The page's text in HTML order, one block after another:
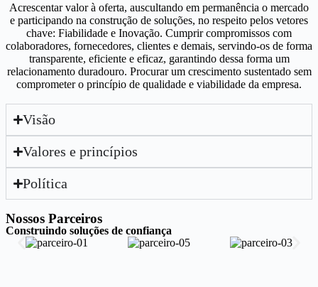
Acrescentar valor à oferta, auscultando em permanência o mercado
e participando na construção de soluções, no respeito pelos vetores
chave: Fiabilidade e Inovação. Cumprir compromissos com
colaboradores, fornecedores, clientes e demais, servindo-os de forma
transparente, eficiente e eficaz, garantindo dessa forma um
relacionamento duradouro. Procurar um crescimento sustentado sem
comprometer o princípio de qualidade e viabilidade da empresa.
Visão​
Valores e princípios
Política
Nossos Parceiros
Construindo soluções de confiança